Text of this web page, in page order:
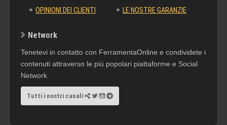
OPINIONI DEI CLIENTI LE NOSTRE GARANZIE
Network
Tenetevi in contatto con FerramentaOnline e condividete i
contenuti attraverso le più popolari piattaforme e Social
Network.
Tutti i nostri canali